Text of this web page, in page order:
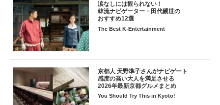
涙なしには観られない！
韓流ナビゲーター・田代親世の
おすすめ12選
The Best K-Entertainment
京都人 天野準子さんがナビゲート
感度の高い大人を満足させる
2026年最新京都グルメまとめ
You Should Try This in Kyoto!